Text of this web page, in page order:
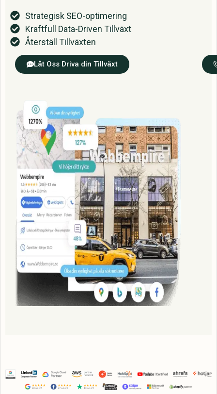
Strategisk SEO-optimering
Kraftfull Data-Driven Tillväxt
Återställ Tillväxten
Låt Oss Driva din Tillväxt